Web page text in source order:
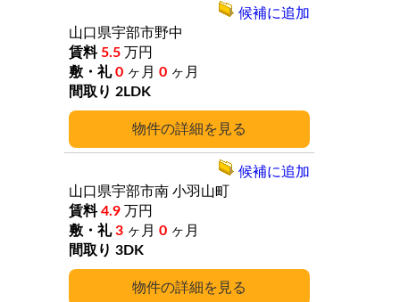
詳細
山口県宇部市野中
5.5 万円
0 ヶ月 0 ヶ月
2LDK
候補に追加
詳細
山口県宇部市南 小羽山町
4.9 万円
3 ヶ月 0 ヶ月
3DK
候補に追加